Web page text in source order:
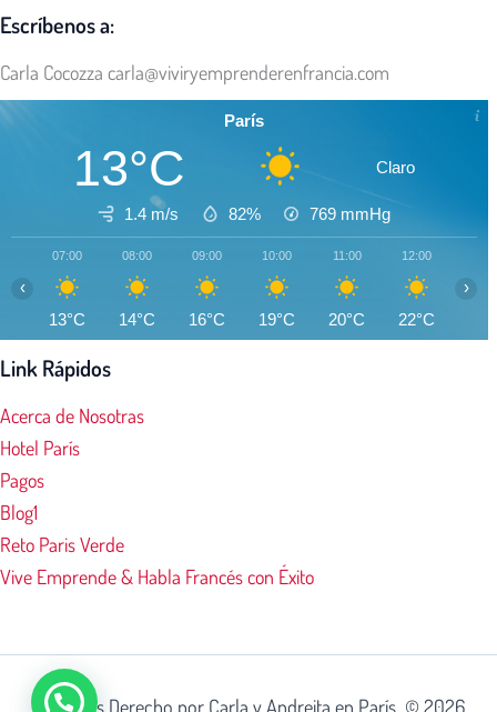
Escríbenos a:
Carla Cocozza carla@viviryemprenderenfrancia.com
París
13°C Claro
1.4 m/s 82% 769 mmHg
07:00
13°C
08:00
14°C
09:00
16°C
10:00
19°C
11:00
20°C
12:00
22°C
‹ ›
Link Rápidos
Acerca de Nosotras
Hotel París
Pagos
Blog1
Reto Paris Verde
Vive Emprende & Habla Francés con Éxito
Todos los Derecho por Carla y Andreita en París © 2026